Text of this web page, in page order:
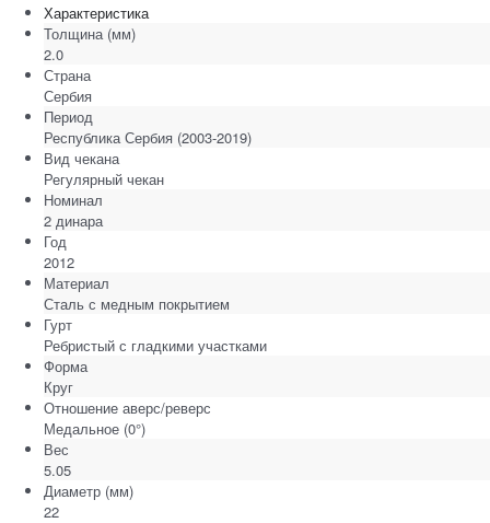
Характеристика
Толщина (мм)
2.0
Страна
Сербия
Период
Республика Сербия (2003-2019)
Вид чекана
Регулярный чекан
Номинал
2 динара
Год
2012
Материал
Сталь с медным покрытием
Гурт
Ребристый с гладкими участками
Форма
Круг
Отношение аверс/реверс
Медальное (0°)
Вес
5.05
Диаметр (мм)
22